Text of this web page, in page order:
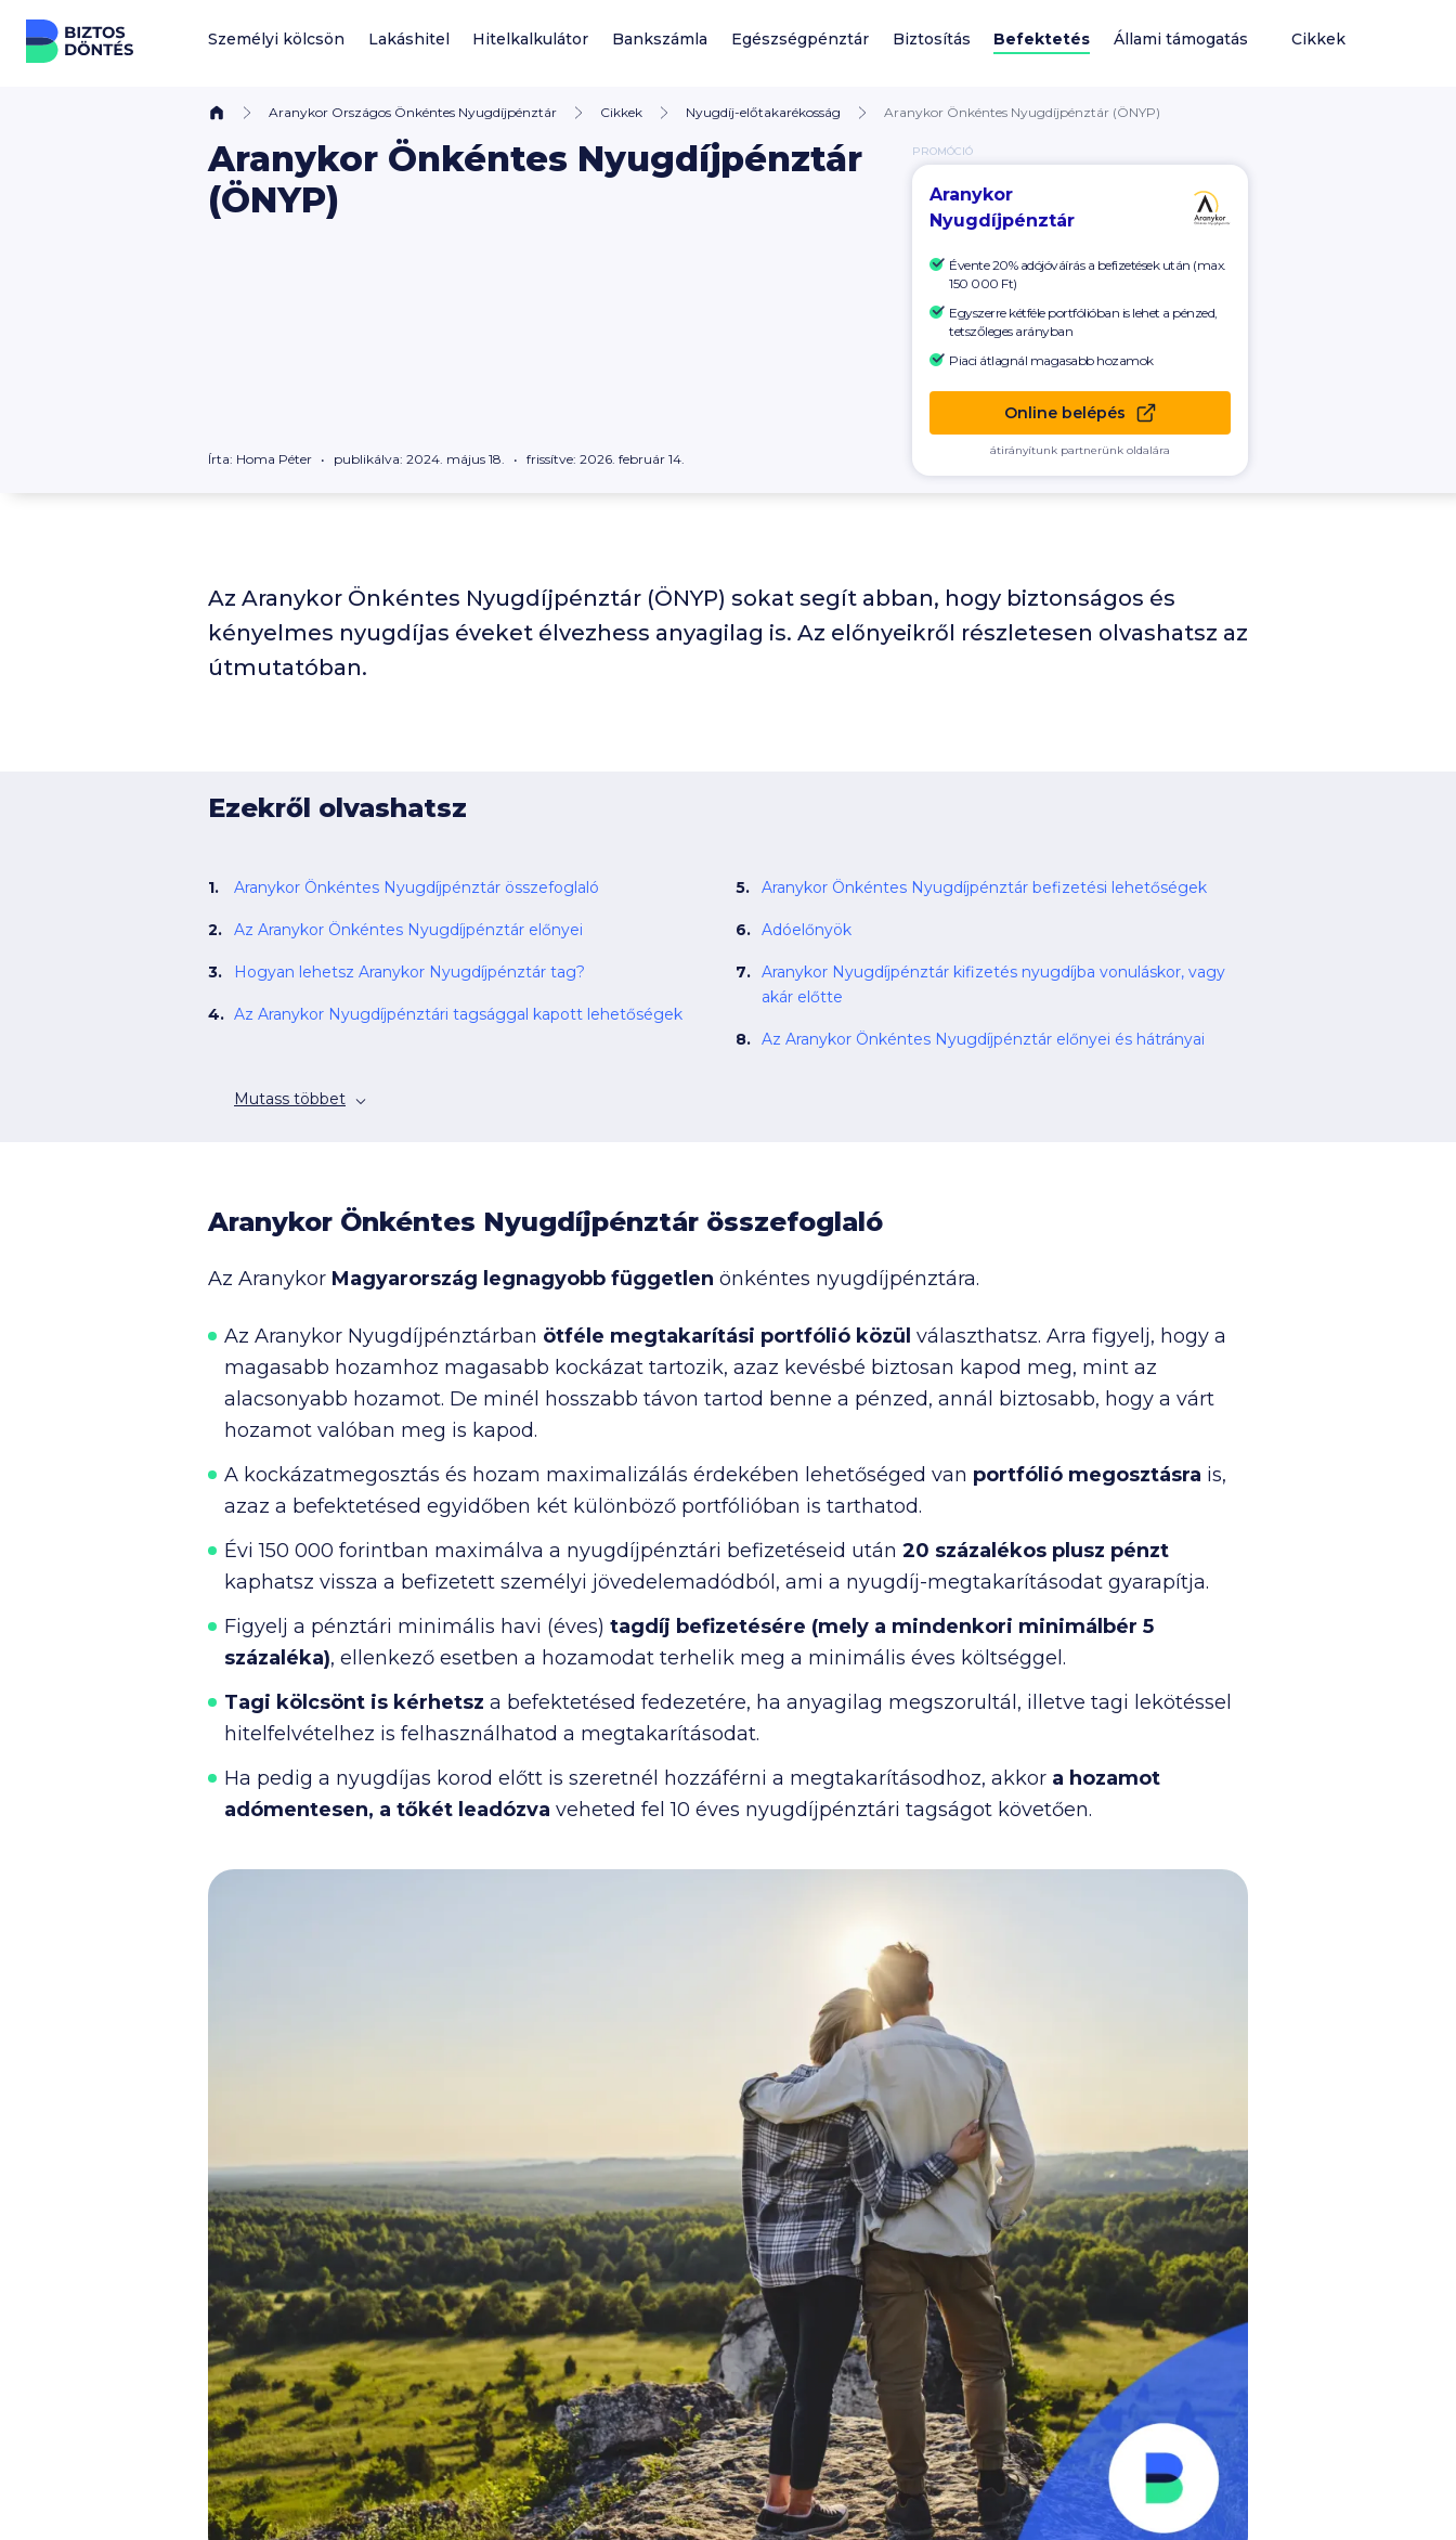
Ugrás a tartalomhoz
Személyi kölcsön Lakáshitel Hitelkalkulátor Bankszámla Egészségpénztár Biztosítás Befektetés Állami támogatás Cikkek
Aranykor Országos Önkéntes Nyugdíjpénztár Cikkek Nyugdíj-előtakarékosság Aranykor Önkéntes Nyugdíjpénztár (ÖNYP)
Aranykor Önkéntes Nyugdíjpénztár
(ÖNYP)
Írta: Homa Péter publikálva: 2024. május 18. frissítve: 2026. február 14.
PROMÓCIÓ
Aranykor
Nyugdíjpénztár
Évente 20% adójóváírás a befizetések után (max.
150 000 Ft)
Egyszerre kétféle portfólióban is lehet a pénzed,
tetszőleges arányban
Piaci átlagnál magasabb hozamok
Online belépés
átirányítunk partnerünk oldalára
Az Aranykor Önkéntes Nyugdíjpénztár (ÖNYP) sokat segít abban, hogy biztonságos és
kényelmes nyugdíjas éveket élvezhess anyagilag is. Az előnyeikről részletesen olvashatsz az
útmutatóban.
Ezekről olvashatsz
Aranykor Önkéntes Nyugdíjpénztár összefoglaló
Az Aranykor Önkéntes Nyugdíjpénztár előnyei
Hogyan lehetsz Aranykor Nyugdíjpénztár tag?
Az Aranykor Nyugdíjpénztári tagsággal kapott lehetőségek
Aranykor Önkéntes Nyugdíjpénztár befizetési lehetőségek
Adóelőnyök
Aranykor Nyugdíjpénztár kifizetés nyugdíjba vonuláskor, vagy
akár előtte
Az Aranykor Önkéntes Nyugdíjpénztár előnyei és hátrányai
Mutass többet
Aranykor Önkéntes Nyugdíjpénztár összefoglaló
Az Aranykor Magyarország legnagyobb független önkéntes nyugdíjpénztára.
Az Aranykor Nyugdíjpénztárban ötféle megtakarítási portfólió közül választhatsz. Arra figyelj, hogy a
magasabb hozamhoz magasabb kockázat tartozik, azaz kevésbé biztosan kapod meg, mint az
alacsonyabb hozamot. De minél hosszabb távon tartod benne a pénzed, annál biztosabb, hogy a várt
hozamot valóban meg is kapod.
A kockázatmegosztás és hozam maximalizálás érdekében lehetőséged van portfólió megosztásra is,
azaz a befektetésed egyidőben két különböző portfólióban is tarthatod.
Évi150 000 forintban maximálva a nyugdíjpénztári befizetéseid után 20 százalékos plusz pénzt
kaphatsz vissza a befizetett személyi jövedelemadódból, ami a nyugdíj-megtakarításodat gyarapítja.
Figyelj a pénztári minimális havi (éves) tagdíj befizetésére (mely a mindenkori minimálbér 5
százaléka), ellenkező esetben a hozamodat terhelik meg a minimális éves költséggel.
Tagi kölcsönt is kérhetsz a befektetésed fedezetére, ha anyagilag megszorultál, illetve tagi lekötéssel
hitelfelvételhez is felhasználhatod a megtakarításodat.
Ha pedig a nyugdíjas korod előtt is szeretnél hozzáférni a megtakarításodhoz, akkor a hozamot
adómentesen, a tőkét leadózva veheted fel 10 éves nyugdíjpénztári tagságot követően.